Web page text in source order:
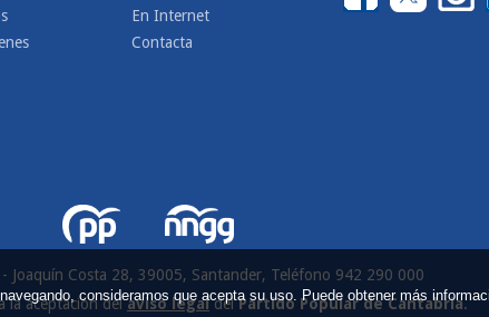
En Internet
Contacta
Joaquín Costa 28, 39005, Santander, Teléfono 942 290 000
la aceptación delaviso legaldelPartido Popular de Cantabria.
consideramos que acepta su uso. Puede obtener más